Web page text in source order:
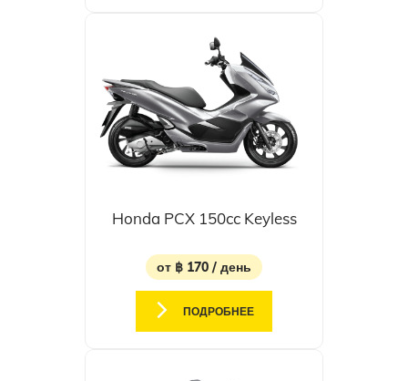
Honda PCX 150cc Keyless
от ฿ 170 / день
ПОДРОБНЕЕ